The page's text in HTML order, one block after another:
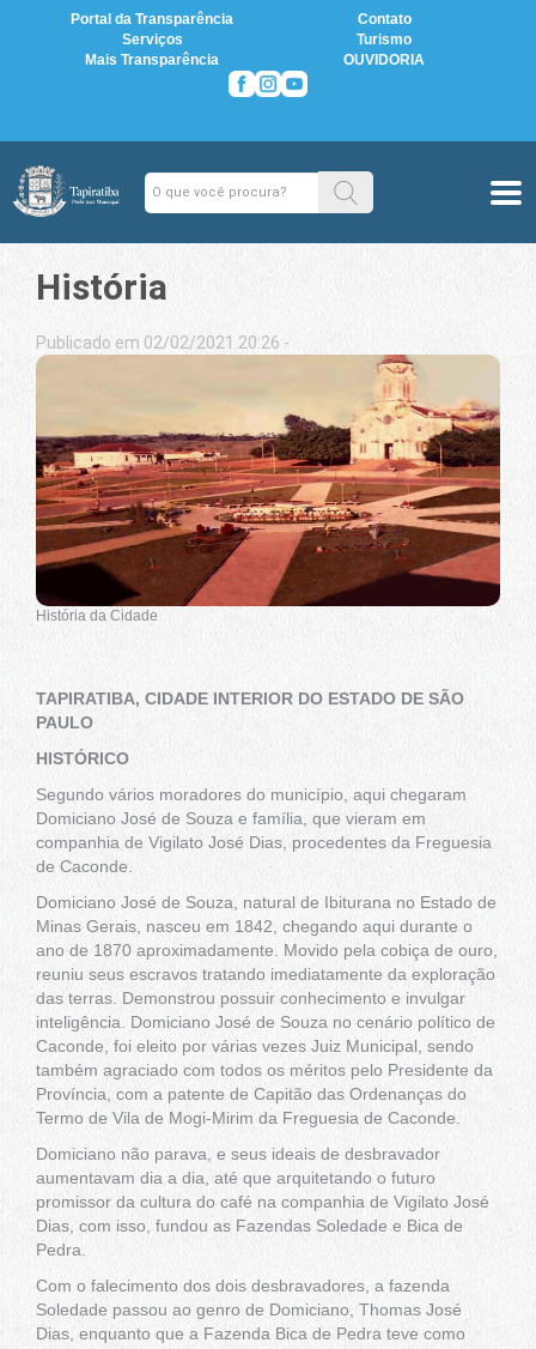
Portal da Transparência
Contato
Serviços
Turismo
Mais Transparência
OUVIDORIA
História
Publicado em 02/02/2021 20:26 -
História da Cidade
TAPIRATIBA, CIDADE INTERIOR DO ESTADO DE SÃO
PAULO
HISTÓRICO
Segundo vários moradores do município, aqui chegaram
Domiciano José de Souza e família, que vieram em
companhia de Vigilato José Dias, procedentes da Freguesia
de Caconde.
Domiciano José de Souza, natural de Ibiturana no Estado de
Minas Gerais, nasceu em 1842, chegando aqui durante o
ano de 1870 aproximadamente. Movido pela cobiça de ouro,
reuniu seus escravos tratando imediatamente da exploração
das terras. Demonstrou possuir conhecimento e invulgar
inteligência. Domiciano José de Souza no cenário político de
Caconde, foi eleito por várias vezes Juiz Municipal, sendo
também agraciado com todos os méritos pelo Presidente da
Província, com a patente de Capitão das Ordenanças do
Termo de Vila de Mogi-Mirim da Freguesia de Caconde.
Domiciano não parava, e seus ideais de desbravador
aumentavam dia a dia, até que arquitetando o futuro
promissor da cultura do café na companhia de Vigilato José
Dias, com isso, fundou as Fazendas Soledade e Bica de
Pedra.
Com o falecimento dos dois desbravadores, a fazenda
Soledade passou ao genro de Domiciano, Thomas José
Dias, enquanto que a Fazenda Bica de Pedra teve como